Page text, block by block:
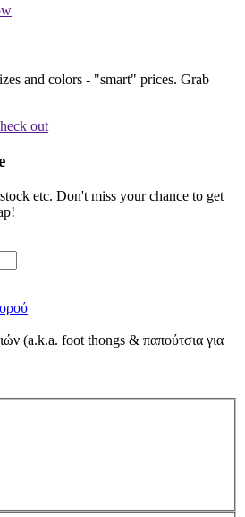
and colors - "smart" prices. Grab
out
etc. Don't miss your chance to get
(a.k.a. foot thongs & παπούτσια για